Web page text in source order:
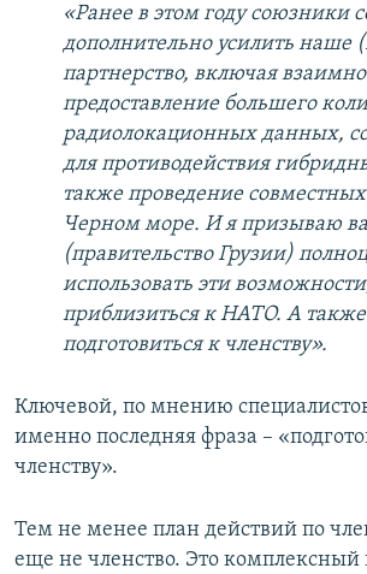
«Ранее в этом году союзники
дополнительно усилить наше
партнерство, включая
предоставление большего
радиолокационных данных,
для противодействия
также проведение
Черном море. И я призываю
(правительство Грузии)
использовать эти
приблизиться к НАТО. А
подготовиться к членству».
Ключевой, по мнению
именно последняя фраза –
членству».
Тем не менее план действий по
еще не членство. Это комплексный